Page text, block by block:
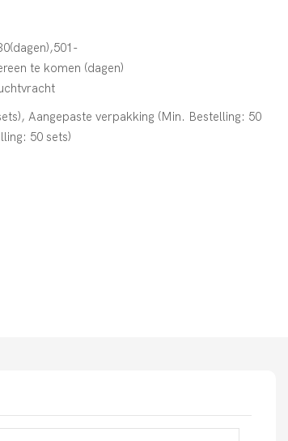
te komen (dagen)
Aangepaste verpakking (Min. Bestelling: 50
50 sets)